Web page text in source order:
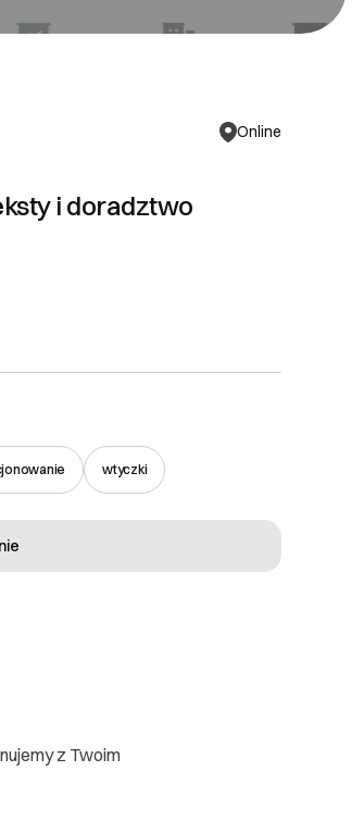
Online
i doradztwo
wtyczki
z Twoim